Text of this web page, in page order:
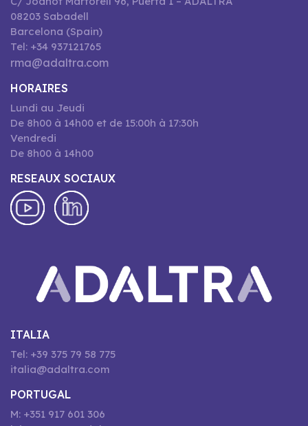
08203 Sabadell
Barcelona (Spain)
Tel: +34 937121765
rma@adaltra.com
HORAIRES
Lundi au Jeudi
De 8h00 à 14h00 et de 15:00h à 17:30h
Vendredi
De 8h00 à 14h00
RESEAUX SOCIAUX
ITALIA
Tel: +39 375 79 58 775
italia@adaltra.com
PORTUGAL
M: +351 917 601 306